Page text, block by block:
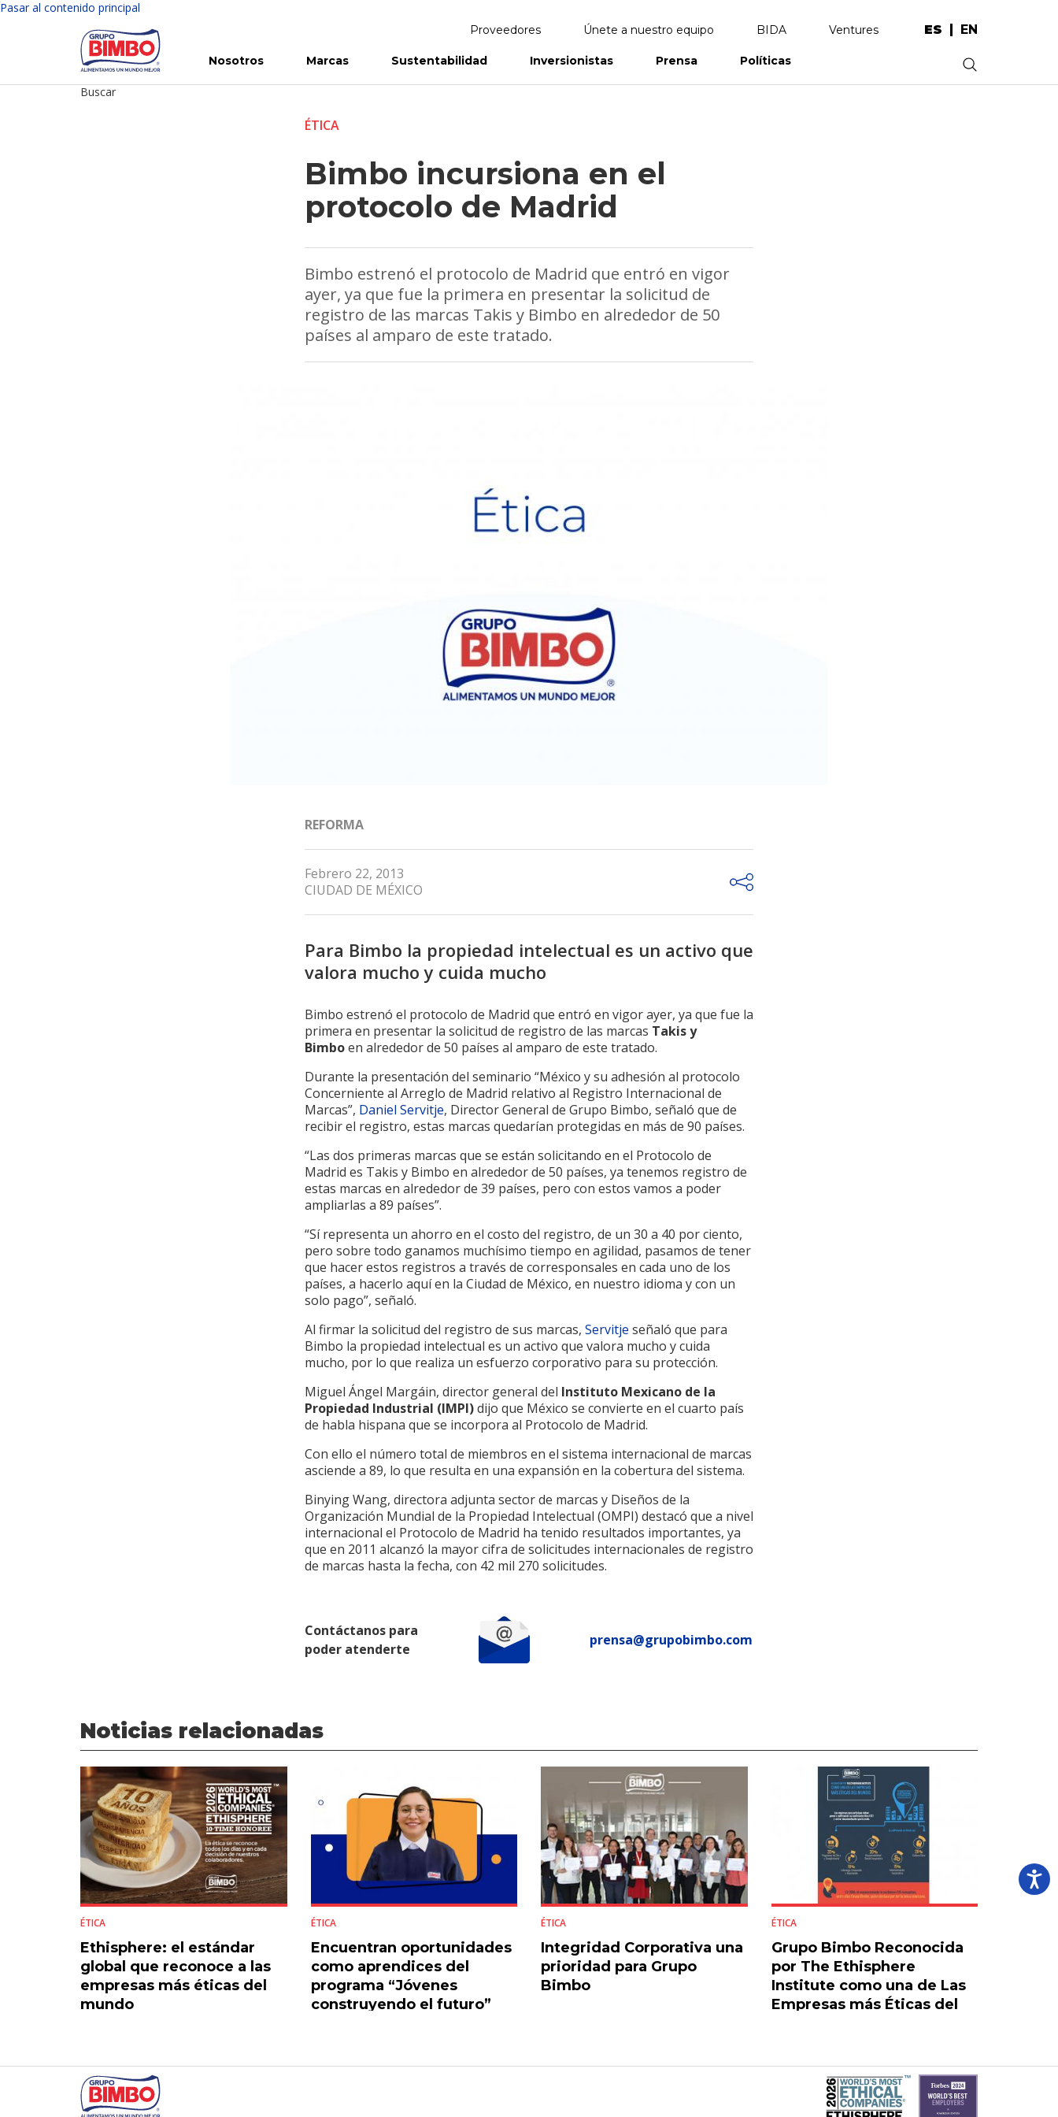
Pasar al contenido principal
Proveedores Únete a nuestro equipo BIDA Ventures ES EN
Nosotros Marcas Sustentabilidad Inversionistas Prensa Políticas
Buscar
.
ÉTICA
Bimbo incursiona en el
protocolo de Madrid
Bimbo estrenó el protocolo de Madrid que entró en vigor
ayer, ya que fue la primera en presentar la solicitud de
registro de las marcas Takis y Bimbo en alrededor de 50
países al amparo de este tratado.
REFORMA
Febrero 22, 2013
CIUDAD DE MÉXICO
Para Bimbo la propiedad intelectual es un activo que
valora mucho y cuida mucho
Bimbo estrenó el protocolo de Madrid que entró en vigor ayer, ya que fue la
primera en presentar la solicitud de registro de las marcas Takis y
Bimboen alrededor de 50 países al amparo de este tratado.
Durante la presentación del seminario “México y su adhesión al protocolo
Concerniente al Arreglo de Madrid relativo al Registro Internacional de
Marcas”, Daniel Servitje, Director General de Grupo Bimbo, señaló que de
recibir el registro, estas marcas quedarían protegidas en más de 90 países.
“Las dos primeras marcas que se están solicitando en el Protocolo de
Madrid es Takis y Bimbo en alrededor de 50 países, ya tenemos registro de
estas marcas en alrededor de 39 países, pero con estos vamos a poder
ampliarlas a 89 países”.
“Sí representa un ahorro en el costo del registro, de un 30 a 40 por ciento,
pero sobre todo ganamos muchísimo tiempo en agilidad, pasamos de tener
que hacer estos registros a través de corresponsales en cada uno de los
países, a hacerlo aquí en la Ciudad de México, en nuestro idioma y con un
solo pago”, señaló.
Al firmar la solicitud del registro de sus marcas, Servitje señaló que para
Bimbo la propiedad intelectual es un activo que valora mucho y cuida
mucho, por lo que realiza un esfuerzo corporativo para su protección.
Miguel Ángel Margáin, director general del Instituto Mexicano de la
Propiedad Industrial (IMPI)dijo que México se convierte en el cuarto país
de habla hispana que se incorpora al Protocolo de Madrid.
Con ello el número total de miembros en el sistema internacional de marcas
asciende a 89, lo que resulta en una expansión en la cobertura del sistema.
Binying Wang, directora adjunta sector de marcas y Diseños de la
Organización Mundial de la Propiedad Intelectual (OMPI) destacó que a nivel
internacional el Protocolo de Madrid ha tenido resultados importantes, ya
que en 2011 alcanzó la mayor cifra de solicitudes internacionales de registro
de marcas hasta la fecha, con 42 mil 270 solicitudes.
Contáctanos para
poder atenderte
prensa@grupobimbo.com
Noticias relacionadas
ÉTICA
Ethisphere: el estándar
global que reconoce a las
empresas más éticas del
mundo
ÉTICA
Encuentran oportunidades
como aprendices del
programa “Jóvenes
construyendo el futuro”
ÉTICA
Integridad Corporativa una
prioridad para Grupo
Bimbo
ÉTICA
Grupo Bimbo Reconocida
por The Ethisphere
Institute como una de Las
Empresas más Éticas del